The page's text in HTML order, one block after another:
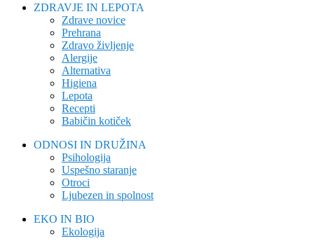
ZDRAVJE IN LEPOTA
Zdrave novice
Prehrana
Zdravo življenje
Alergije
Alternativa
Higiena
Lepota
Recepti
Babičin kotiček
ODNOSI IN DRUŽINA
Psihologija
Uspešno staranje
Otroci
Ljubezen in spolnost
EKO IN BIO
Ekologija